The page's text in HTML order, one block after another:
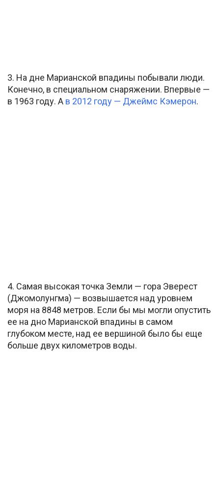
3. На дне Марианской впадины побывали люди.
Конечно, в специальном снаряжении. Впервые —
в 1963 году. А в 2012 году — Джеймс Кэмерон.
4. Самая высокая точка Земли — гора Эверест
(Джомолунгма) — возвышается над уровнем
моря на 8848 метров. Если бы мы могли опустить
ее на дно Марианской впадины в самом
глубоком месте, над ее вершиной было бы еще
больше двух километров воды.